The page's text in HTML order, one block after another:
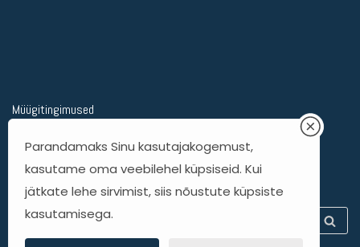
Müügitingimused
Kohaletoimetamine
Kauba tagastamine
Parandamaks Sinu kasutajakogemust,
kasutame oma veebilehel küpsiseid. Kui
jätkate lehe sirvimist, siis nõustute küpsiste
kasutamisega.